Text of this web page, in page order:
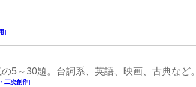
]
5～30題。台詞系、英語、映画、古典など。
二次創作]